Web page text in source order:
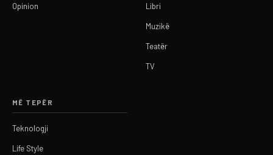
Opinion Libri
Muzikë
Teatër
TV
MË TEPËR
Teknologji
Life Style